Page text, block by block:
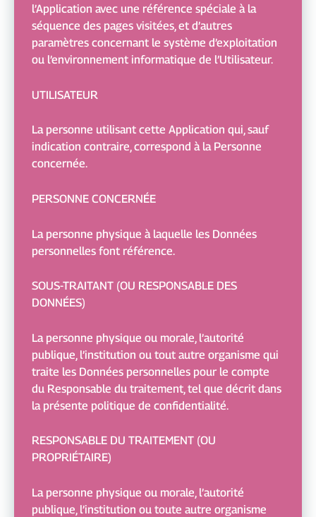
l’Application avec une référence spéciale à la
séquence des pages visitées, et d’autres
paramètres concernant le système d’exploitation
ou l’environnement informatique de l’Utilisateur.
UTILISATEUR
La personne utilisant cette Application qui, sauf
indication contraire, correspond à la Personne
concernée.
PERSONNE CONCERNÉE
La personne physique à laquelle les Données
personnelles font référence.
SOUS-TRAITANT (OU RESPONSABLE DES
DONNÉES)
La personne physique ou morale, l’autorité
publique, l’institution ou tout autre organisme qui
traite les Données personnelles pour le compte
du Responsable du traitement, tel que décrit dans
la présente politique de confidentialité.
RESPONSABLE DU TRAITEMENT (OU
PROPRIÉTAIRE)
La personne physique ou morale, l’autorité
publique, l’institution ou toute autre organisme